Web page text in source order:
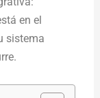
en el
sistema
.